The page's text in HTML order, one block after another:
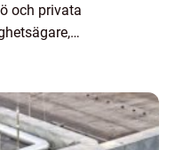
och privata